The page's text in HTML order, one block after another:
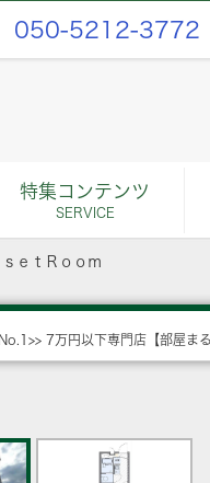
050-5212-3772
特集コンテンツ
SERVICE
ｓｅｔＲｏｏｍ
7万円以下専門店【部屋まる